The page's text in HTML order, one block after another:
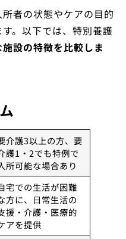
者の状態やケアの目的
。以下では、特別養護
設の特徴を比較しま
介護3以上の方、要
護1・2でも特例で
所可能な場合あり
宅での生活が困難
方に、日常生活の
援・介護・医療的
アを提供